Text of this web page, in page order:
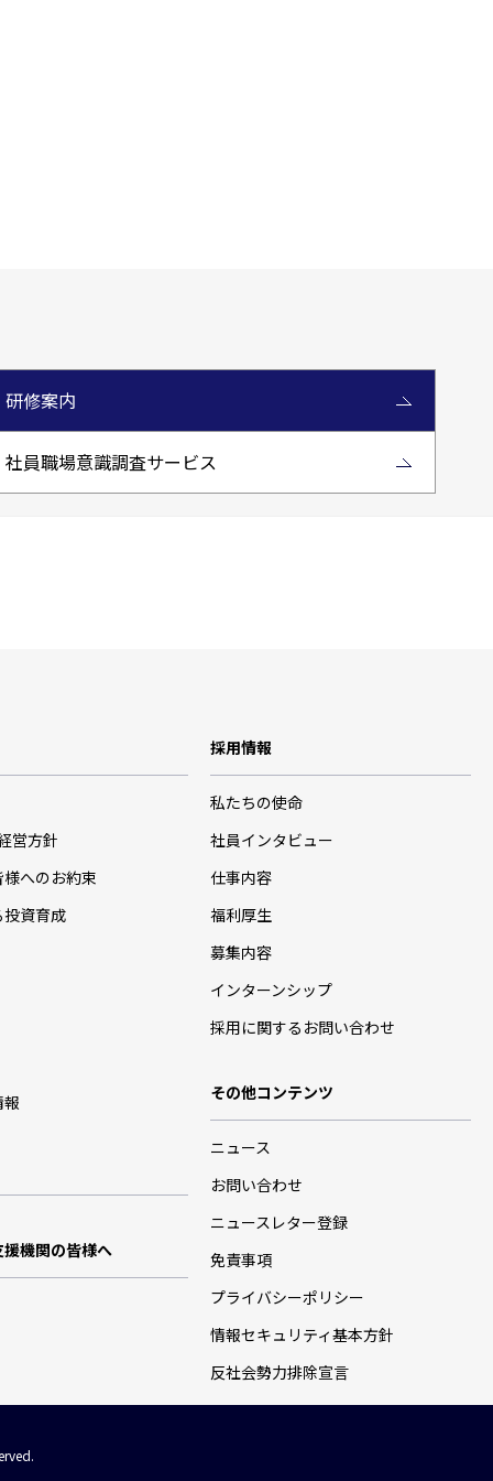
研修案内
社員職場意識調査サービス
営方針
へのお約束
資育成
機関の皆様へ
採用情報
私たちの使命
社員インタビュー
仕事内容
福利厚生
募集内容
インターンシップ
採用に関するお問い合わせ
その他コンテンツ
ニュース
お問い合わせ
ニュースレター登録
免責事項
プライバシーポリシー
情報セキュリティ基本方針
反社会勢力排除宣言